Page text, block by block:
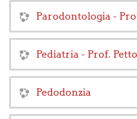
Parodontologia -
Pediatria - Prof.
Pedodonzia